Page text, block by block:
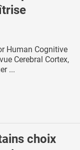
Human Cognitive
Cerebral Cortex,
...
choix